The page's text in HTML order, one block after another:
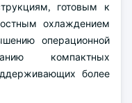
готовым к
охлаждением
операционной
компактных
более